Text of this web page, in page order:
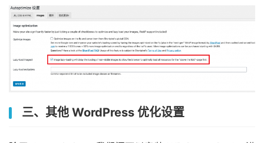
三、其他 WordPress 优化设置